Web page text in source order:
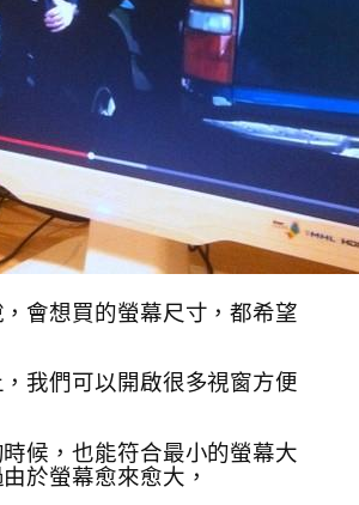
會想買的螢幕尺寸，都希望
我們可以開啟很多視窗方便
候，也能符合最小的螢幕大
於螢幕愈來愈大，